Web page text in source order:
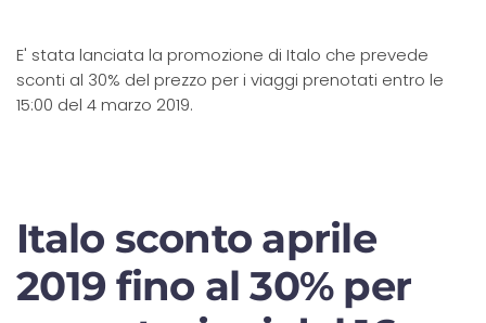
E' stata lanciata la promozione di Italo che prevede
sconti al 30% del prezzo per i viaggi prenotati entro le
15:00 del 4 marzo 2019.
Italo sconto aprile
2019 fino al 30% per